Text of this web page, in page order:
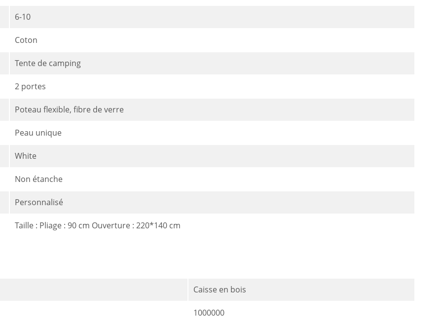
6-10
Coton
Tente de camping
2 portes
Poteau flexible, fibre de verre
Peau unique
White
Non étanche
Personnalisé
Taille : Pliage : 90 cm Ouverture : 220*140 cm
Caisse en bois
1000000